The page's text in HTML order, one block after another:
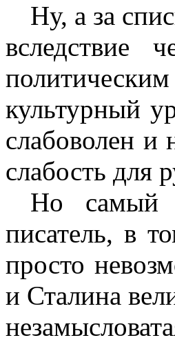
Ну, а за
вследствие
культурный
слабоволен и
слабость для
Но самый
писатель, в
просто
и Сталина